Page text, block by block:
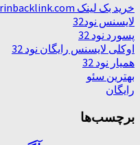
خرید بک لینک behtarinbacklink.com
لایسنس نود32
پسورد نود 32
اوکلی لایسنس رایگان نود 32
همیار نود 32
بهترین سئو
رایگان
برچسب‌ها